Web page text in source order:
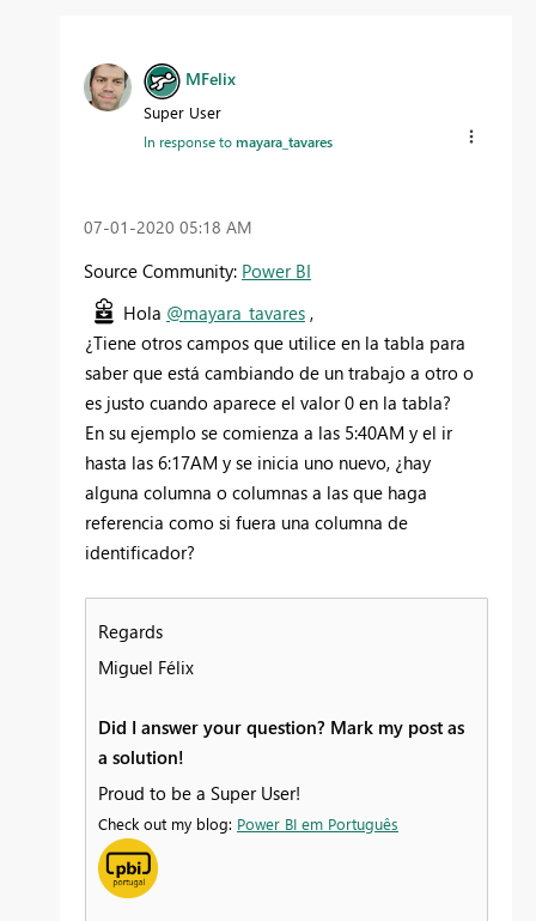
MFelix
Super User
In response tomayara_tavares
‎07-01-2020 05:18 AM
Source Community: Power BI
Hola @mayara_tavares ,
¿Tiene otros campos que utilice en la tabla para
saber que está cambiando de un trabajo a otro o
es justo cuando aparece el valor 0 en la tabla?
En su ejemplo se comienza a las 5:40AM y el ir
hasta las 6:17AM y se inicia uno nuevo, ¿hay
alguna columna o columnas a las que haga
referencia como si fuera una columna de
identificador?
Regards
Miguel Félix
Did I answer your question? Mark my post as
a solution!
Proud to be a Super User!
Check out my blog: Power BI em Português